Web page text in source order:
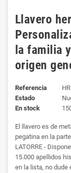
Llavero
la familia
origen
Referencia
Estado
En stock
El llavero es de
pegatina en la
LATORRE -
15.000 apellidos
en la lista, no dude